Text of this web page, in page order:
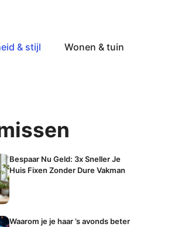
& stijl Wonen & tuin
Bespaar Nu Geld: 3x Sneller Je
Huis Fixen Zonder Dure Vakman
Waarom je je haar ’s avonds beter